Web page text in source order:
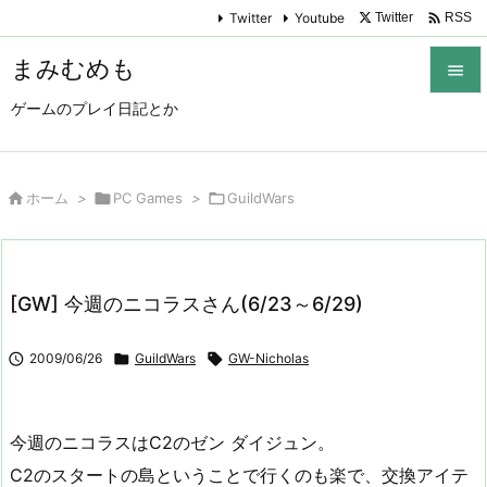
まみむめも
ゲームのプレイ日記とか

Twitter Youtube Twitter  RSS
 ホーム > PC Games > GuildWars
[GW] 今週のニコラスさん(6/23～6/29)
 2009/06/26  GuildWars  GW-Nicholas
今週のニコラスはC2のゼン ダイジュン。
C2のスタートの島ということで行くのも楽で、交換アイテ